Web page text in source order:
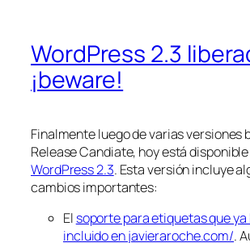
WordPress 2.3
¡beware!
Finalmente luego de varias versiones
Release Candiate, hoy está
WordPress 2.3. Esta versión incluye
cambios importantes:
El soporte para etiquetas que ya
incluido en javieraroche.com/.